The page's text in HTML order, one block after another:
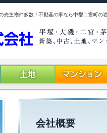
売主物件多数！不動産の事なら中郡二宮町の
会社概要